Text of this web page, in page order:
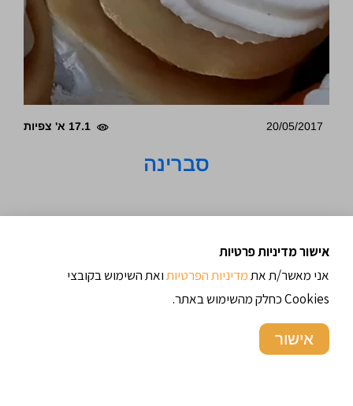
20/05/2017 17.1 א' צפיות
סברינה
אישור מדיניות פרטיות
אני מאשר/ת אתמדיניות הפרטיותואת השימוש בקובצי
Cookies כחלק מהשימוש באתר.
אישור